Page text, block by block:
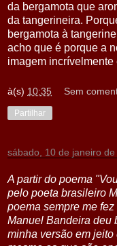
da bergamota que
da tangerineira.
bergamota à
acho que é porque a
imagem
à(s) 10:35 Sem
Partilhar
sábado, 10 de janeiro de
A partir do poema
pelo poeta brasileiro
poema sempre me
Manuel Bandeira deu
minha versão em